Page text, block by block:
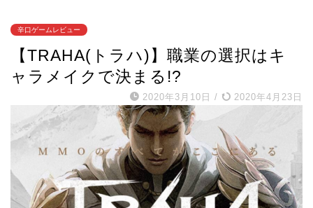
辛口ゲームレビュー
【TRAHA(トラハ)】職業の選択はキ
ャラメイクで決まる!?
2020年3月10日 / 2020年4月23日